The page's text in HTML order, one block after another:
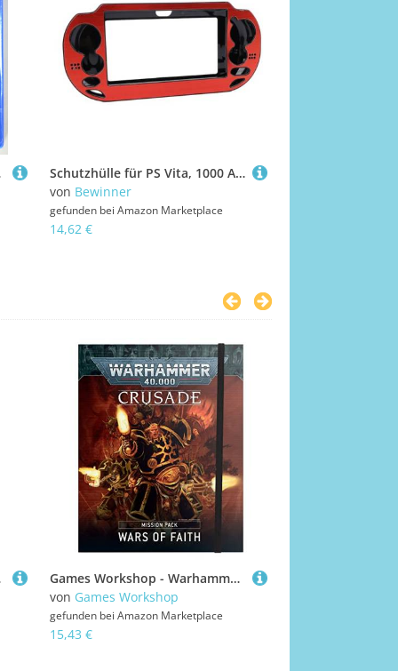
Schutzhülle für PS Vita, 1000 Aluminiumlegierung, Kratzfest, Fallende Fingerabdrücke, Spielkonsolen-Hartschale (Rot)
von Bewinner
gefunden bei Amazon Marketplace
14,62 €
65556
Games Workshop - Warhammer 40.000 - Crusade Missionspaket: Wars Of Faith (Englisch)
von Games Workshop
gefunden bei Amazon Marketplace
15,43 €